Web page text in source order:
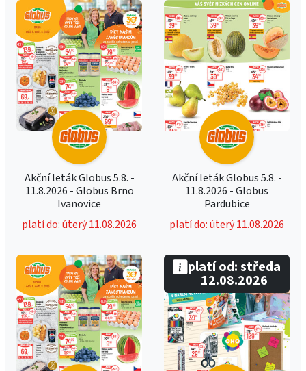
Akční leták Globus 5.8. -
11.8.2026 - Globus Brno
Ivanovice
platí do: úterý 11.08.2026
Akční leták Globus 5.8. -
11.8.2026 - Globus
Pardubice
platí do: úterý 11.08.2026
platí od: středa
12.08.2026